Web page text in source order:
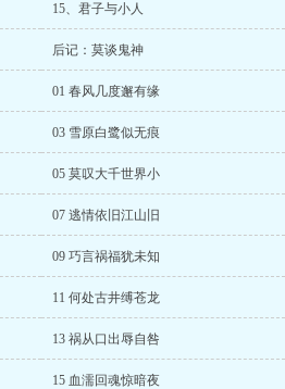
15、君子与小人
后记：莫谈鬼神
01 春风几度邂有缘
03 雪原白鹭似无痕
05 莫叹大千世界小
07 逃情依旧江山旧
09 巧言祸福犹未知
11 何处古井缚苍龙
13 祸从口出辱自咎
15 血濡回魂惊暗夜